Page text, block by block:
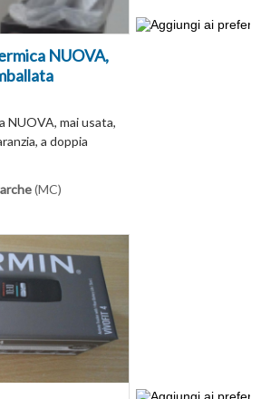
NUOVA,
NUOVA, mai usata,
a doppia
(MC)